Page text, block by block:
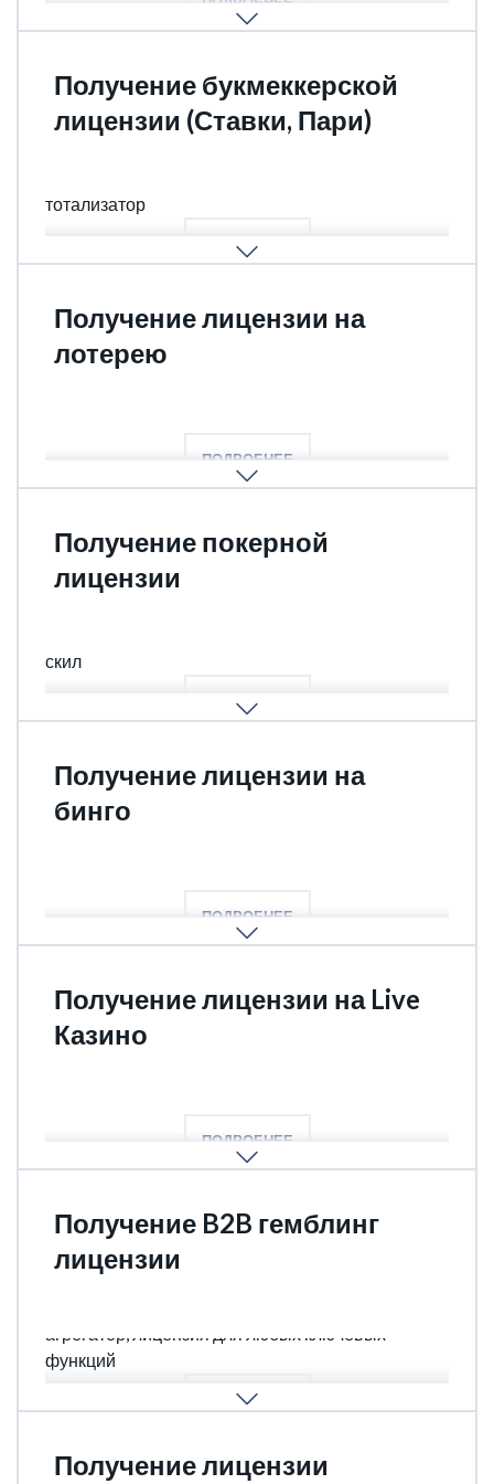
Грузия
Получение букмеккерской
лицензии (Ставки, Пари)
тотализатор
ПОДРОБНЕЕ
Получение лицензии на
лотерею
ПОДРОБНЕЕ
Получение покерной
лицензии
скил
ПОДРОБНЕЕ
Получение лицензии на
бинго
ПОДРОБНЕЕ
Получение лицензии на Live
Казино
ПОДРОБНЕЕ
Получение B2B гемблинг
лицензии
агрегатор, лицензия для любых ключевых
функций
ПОДРОБНЕЕ
Получение лицензии